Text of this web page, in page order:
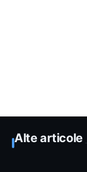
Alte articole